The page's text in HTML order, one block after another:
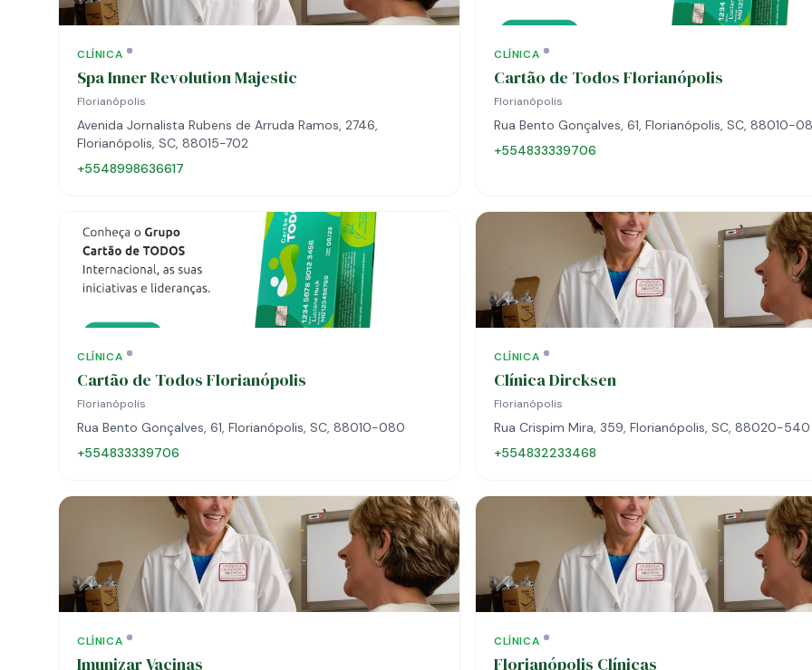
CLÍNICA
Spa Inner Revolution Majestic
Florianópolis
Avenida Jornalista Rubens de Arruda Ramos, 2746,
Florianópolis, SC, 88015-702
+5548998636617
CLÍNICA
Cartão de Todos Florianópolis
Florianópolis
Rua Bento Gonçalves, 61, Florianópolis, SC, 88010-
+554833339706
CLÍNICA
Cartão de Todos Florianópolis
Florianópolis
Rua Bento Gonçalves, 61, Florianópolis, SC, 88010-080
+554833339706
CLÍNICA
Clínica Dircksen
Florianópolis
Rua Crispim Mira, 359, Florianópolis, SC, 88020-540
+554832233468
CLÍNICA
Imunizar Vacinas
CLÍNICA
Florianópolis Clínicas